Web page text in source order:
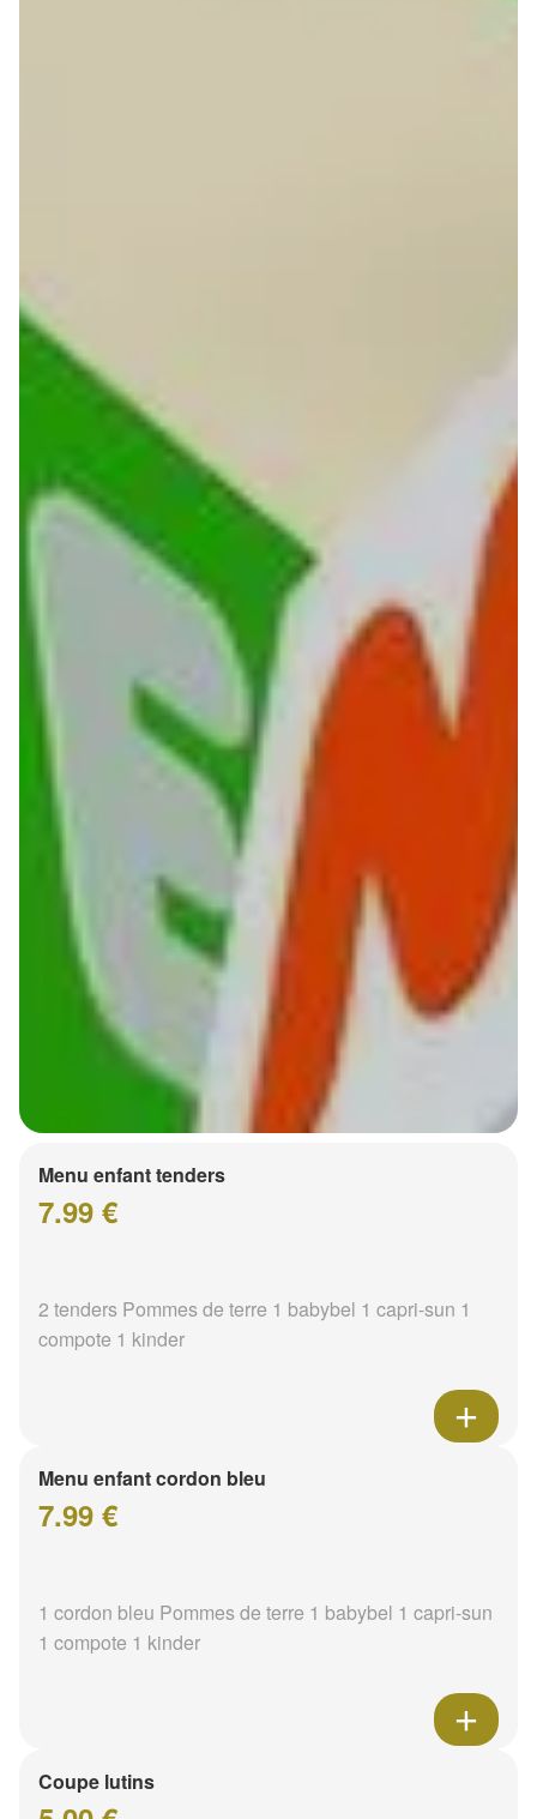
Menu enfant tenders
7.99 €
2 tenders Pommes de terre 1 babybel 1 capri-sun 1
compote 1 kinder
Menu enfant cordon bleu
7.99 €
1 cordon bleu Pommes de terre 1 babybel 1 capri-sun
1 compote 1 kinder
Coupe lutins